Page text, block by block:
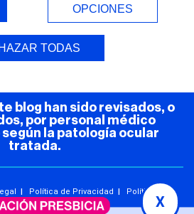
Entorno Seguro (COVID-19)
blog han sido revisados, o
por personal médico
la patología ocular
tratada.
| Política de Privacidad | Política de
Cookies
OPCIONES
TODAS
X